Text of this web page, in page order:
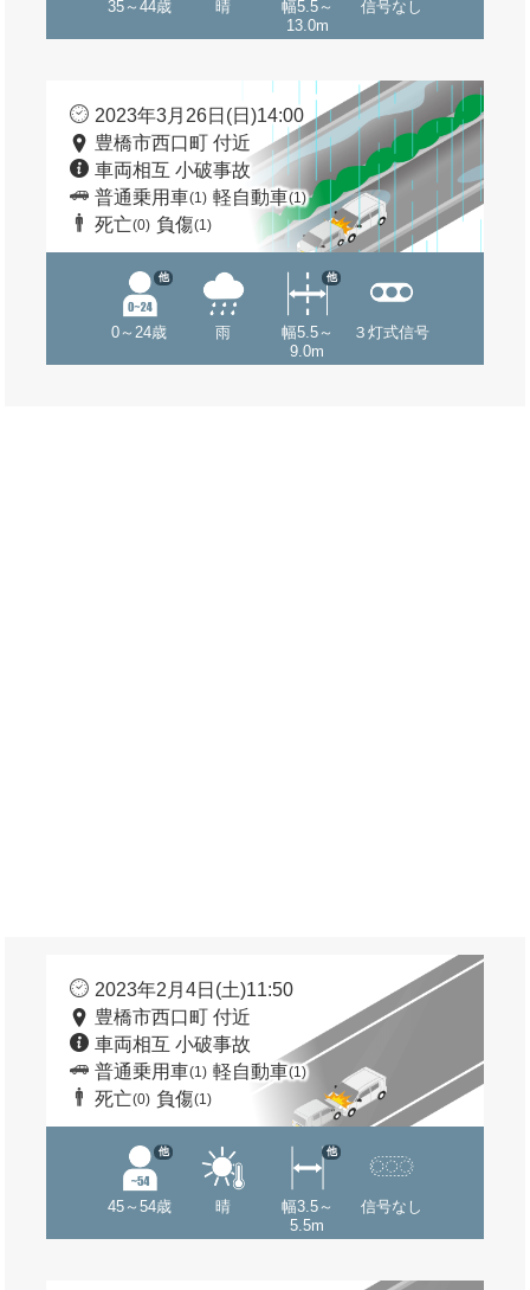
35～44歳 晴
幅5.5～
13.0m
信号なし
2023年3月26日(日)14:00
豊橋市西口町 付近
車両相互 小破事故
普通乗用車(1) 軽自動車(1)
死亡(0) 負傷(1)
0～24歳
他
雨
幅5.5～
9.0m
他
３灯式信号
2023年2月4日(土)11:50
豊橋市西口町 付近
車両相互 小破事故
普通乗用車(1) 軽自動車(1)
死亡(0) 負傷(1)
45～54歳
他
晴
幅3.5～
5.5m
他
信号なし